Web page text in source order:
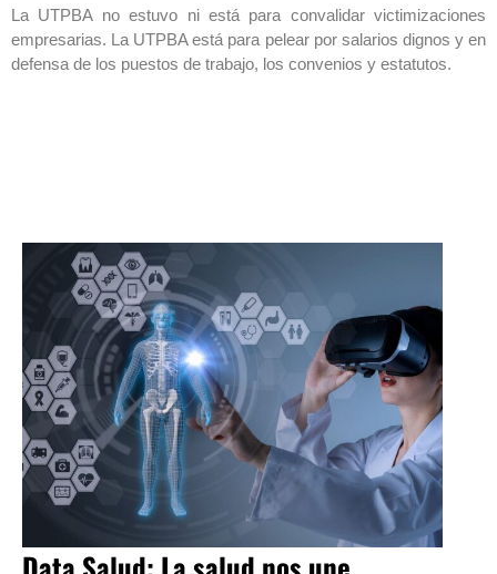
La UTPBA no estuvo ni está para convalidar victimizaciones
empresarias. La UTPBA está para pelear por salarios dignos y en
defensa de los puestos de trabajo, los convenios y estatutos.